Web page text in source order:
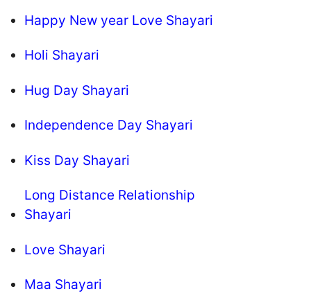
Happy New year Love Shayari
Holi Shayari
Hug Day Shayari
Independence Day Shayari
Kiss Day Shayari
Long Distance Relationship
Shayari
Love Shayari
Maa Shayari